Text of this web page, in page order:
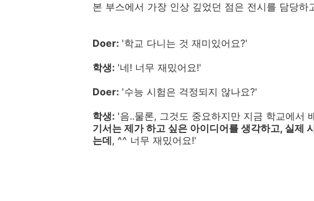
본 부스에서 가장 인상 깊었던 점은 전시를 담당
Doer: '학교 다니는 것 재미있어요?'
학생: '네! 너무 재밌어요!'
Doer: '수능 시험은 걱정되지 않나요?'
학생: '음..물론, 그것도 중요하지만 지금 학교에서
기서는 제가 하고 싶은 아이디어를 생각하고, 실제
는데, ^^ 너무 재밌어요!'